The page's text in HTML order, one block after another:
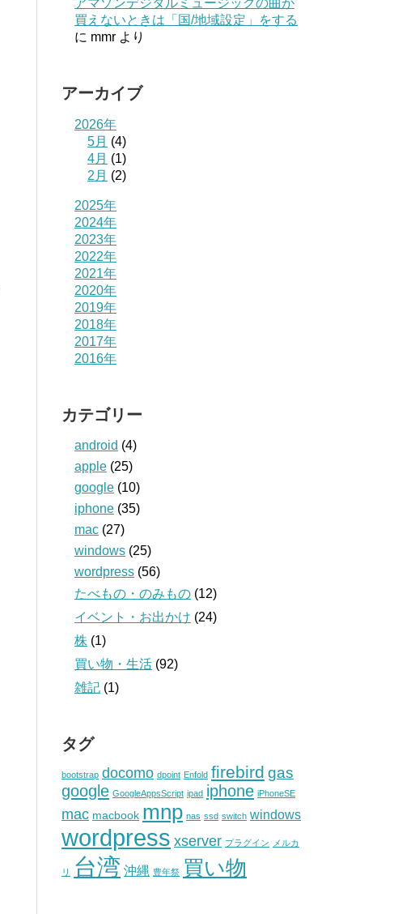
アマゾンデジタルミュージックの曲が
買えないときは「国/地域設定」をする
に mmr より
アーカイブ
2026年
5月 (4)
4月 (1)
2月 (2)
2025年
2024年
2023年
2022年
2021年
2020年
2019年
2018年
2017年
2016年
カテゴリー
android (4)
apple (25)
google (10)
iphone (35)
mac (27)
windows (25)
wordpress (56)
たべもの・のみもの (12)
イベント・お出かけ (24)
株 (1)
買い物・生活 (92)
雑記 (1)
タグ
bootstrap docomo dpoint Enfold firebird gas
google GoogleAppsScript ipad iphone iPhoneSE
mac macbook mnp nas ssd switch windows
wordpress xserver プラグイン メルカ
リ 台湾 沖縄 豊年祭 買い物